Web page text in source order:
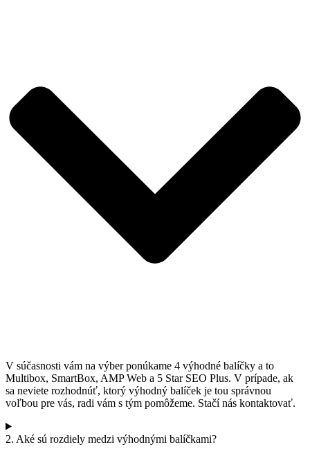
V súčasnosti vám na výber ponúkame 4 výhodné balíčky a to
Multibox, SmartBox, AMP Web a 5 Star SEO Plus. V prípade, ak
sa neviete rozhodnúť, ktorý výhodný balíček je tou správnou
voľbou pre vás, radi vám s tým pomôžeme. Stačí nás kontaktovať.
2. Aké sú rozdiely medzi výhodnými balíčkami?